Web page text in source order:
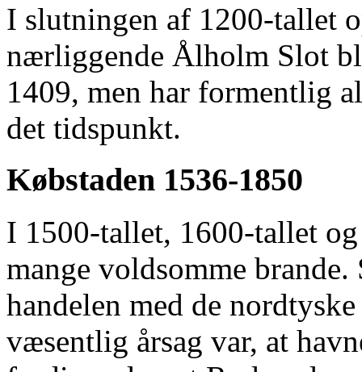
I slutningen af 1200-tallet
nærliggende Ålholm Slot
1409, men har formentlig
det tidspunkt.
Købstaden 1536-1850
I 1500-tallet, 1600-tallet
mange voldsomme
handelen med de
væsentlig årsag var, at